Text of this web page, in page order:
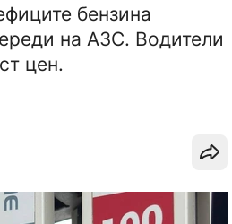
бензина
на АЗС. Водители
цен.